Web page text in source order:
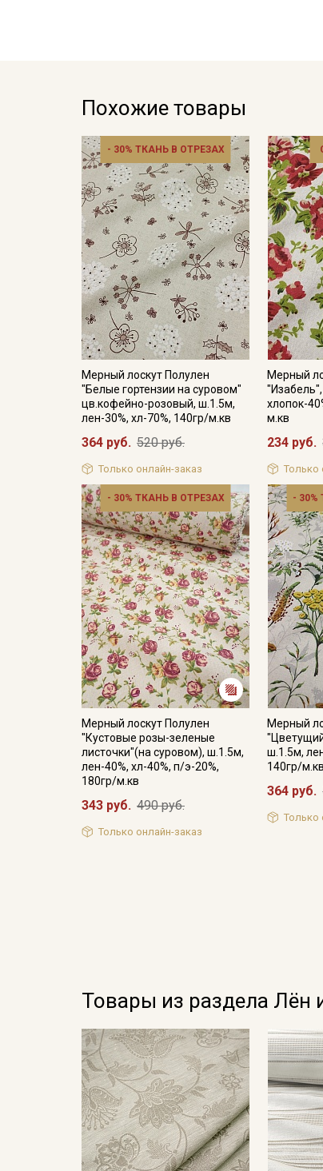
Похожие товары
- 30% ТКАНЬ В ОТРЕЗАХ
Мерный лоскут Полулен
"Белые гортензии на суровом"
цв.кофейно-розовый, ш.1.5м,
лен-30%, хл-70%, 140гр/м.кв
364 руб. 520 руб.
Только онлайн-заказ
Мерный
хлопок-
м.кв
234 руб.
Только
- 30% ТКАНЬ В ОТРЕЗАХ
Мерный лоскут Полулен
"Кустовые розы-зеленые
листочки"(на суровом), ш.1.5м,
лен-40%, хл-40%, п/э-20%,
180гр/м.кв
343 руб. 490 руб.
Только онлайн-заказ
-
Мерный
ш.1.5м,
140гр/м.кв
364 руб.
Только
Товары из раздела Лён